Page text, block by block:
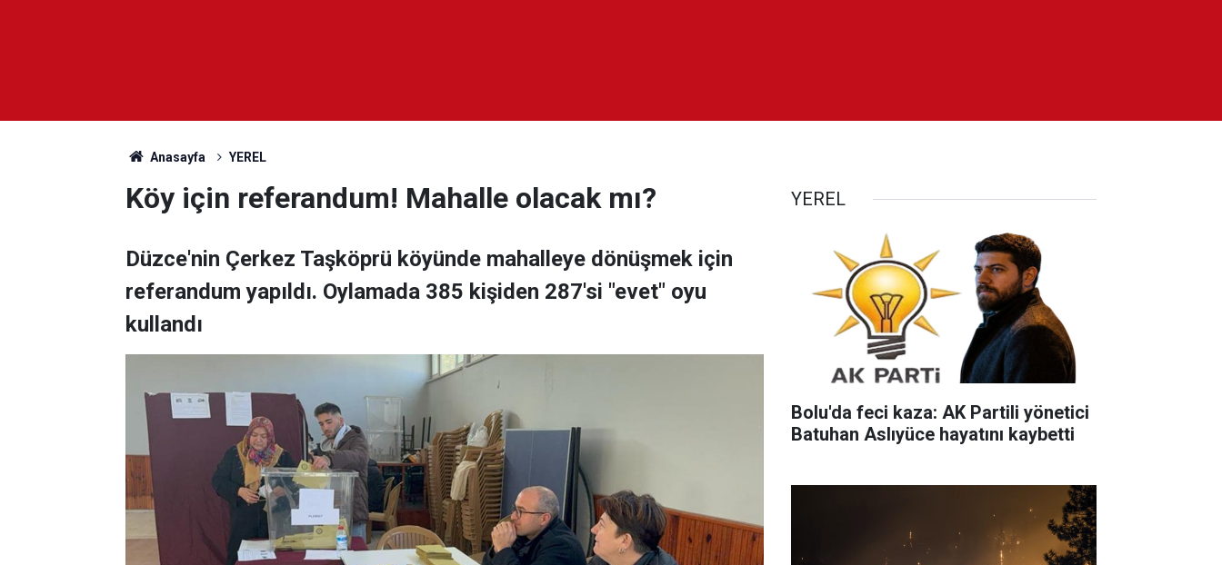
Anasayfa YEREL
Köy için referandum! Mahalle olacak mı?
Düzce'nin Çerkez Taşköprü köyünde mahalleye dönüşmek için
referandum yapıldı. Oylamada 385 kişiden 287'si "evet" oyu
kullandı
YEREL
Bolu'da feci kaza: AK Partili yönetici
Batuhan Aslıyüce hayatını kaybetti